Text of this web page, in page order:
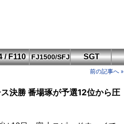
/ F110
FJ1500/SFJ SGT
前の記事へ »
決勝 番場琢が予選12位から圧